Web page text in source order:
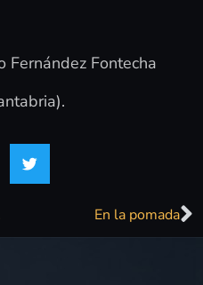
Fernández Fontecha
En la pomada